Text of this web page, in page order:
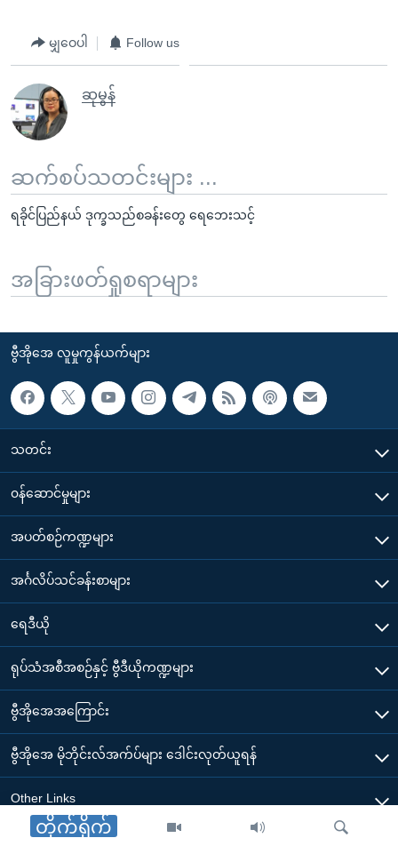
တိုက်ရိုက်
မျှဝေပါ Follow us
ဆုမွန်
ဆက်စပ်သတင်းများ ...
ရခိုင်ပြည်နယ် ဒုက္ခသည်စခန်းတွေ ရေဘေးသင့်
အခြားဖတ်ရှုစရာများ
ဗွီအိုအေ လူမှုကွန်ယက်များ
သတင်း
၀န်ဆောင်မှုများ
အပတ်စဉ်ကဏ္ဍများ
အင်္ဂလိပ်သင်ခန်းစာများ
ရေဒီယို
ရုပ်သံအစီအစဉ်နှင့် ဗွီဒီယိုကဏ္ဍများ
ဗွီအိုအေအကြောင်း
ဗွီအိုအေ မိုဘိုင်းလ်အက်ပ်များ ဒေါင်းလုတ်ယူရန်
Other Links